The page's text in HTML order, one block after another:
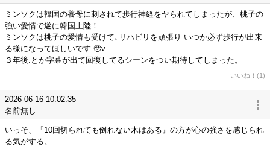
ミンソクは韓国の養母に刺されて歩行神経をヤられてしまったが、桃子の
強い愛情で遂に韓国上陸！
ミンソクは桃子の愛情も受けて､リハビリを頑張り いつか必ず歩行が出来
る様になってほしいです 🥹v
３年後.とか字幕が出て回復してるシーンをつい期待してしまった。
いいね！(1)
2026-06-16 10:02:35
名前無し
いっそ、『10回切られても倒れない木はある』の方が心の強さを感じられ
る気がする。